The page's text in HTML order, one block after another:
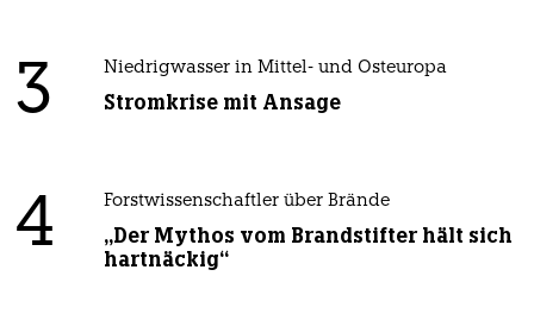
3 Niedrigwasser in Mittel- und Osteuropa
Stromkrise mit Ansage
4 Forstwissenschaftler über Brände
„Der Mythos vom Brandstifter hält sich
hartnäckig“